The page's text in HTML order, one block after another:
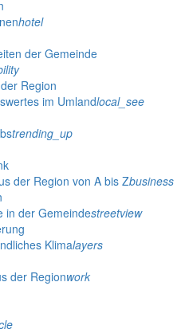
hotel
der Gemeinde
Region
im Umlandlocal_see
trending_up
der Region von A bis Zbusiness
in der Gemeindestreetview
Klimalayers
der Regionwork